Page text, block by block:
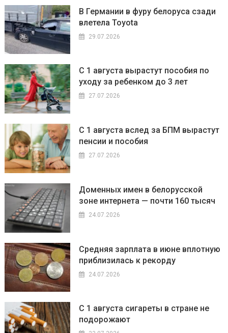
В Германии в фуру белоруса сзади
влетела Toyota
29.07.2026
С 1 августа вырастут пособия по
уходу за ребенком до 3 лет
27.07.2026
С 1 августа вслед за БПМ вырастут
пенсии и пособия
27.07.2026
Доменных имен в белорусской
зоне интернета — почти 160 тысяч
24.07.2026
Средняя зарплата в июне вплотную
приблизилась к рекорду
24.07.2026
С 1 августа сигареты в стране не
подорожают